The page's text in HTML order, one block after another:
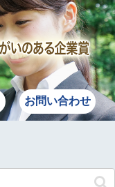
お問い合わせ